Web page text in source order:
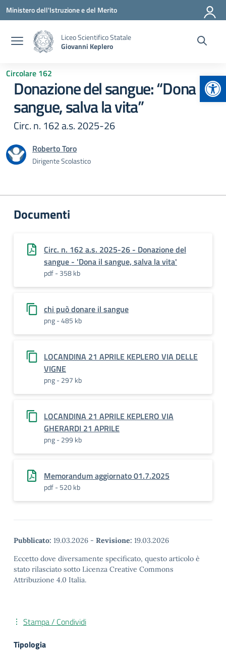
Vai ai contenuti
Vai al menu di navigazione
Vai al footer
Ministero dell'Istruzione e del Merito
Liceo Scientifico Statale
Giovanni Keplero
Circolare 162
Donazione del sangue: “Dona il
sangue, salva la vita”
Circ. n. 162 a.s. 2025-26
Roberto Toro
Dirigente Scolastico
Documenti
Circ. n. 162 a.s. 2025-26 - Donazione del
sangue - 'Dona il sangue, salva la vita'
pdf - 358 kb
chi può donare il sangue
png - 485 kb
LOCANDINA 21 APRILE KEPLERO VIA DELLE
VIGNE
png - 297 kb
LOCANDINA 21 APRILE KEPLERO VIA
GHERARDI 21 APRILE
png - 299 kb
Memorandum aggiornato 01.7.2025
pdf - 520 kb
Pubblicato: 19.03.2026 - Revisione: 19.03.2026
Eccetto dove diversamente specificato, questo articolo è
stato rilasciato sotto Licenza Creative Commons
Attribuzione 4.0 Italia.
Stampa / Condividi
Tipologia